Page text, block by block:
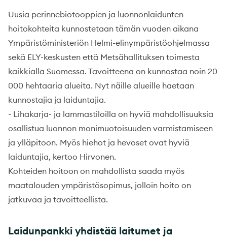
Uusia perinnebiotooppien ja luonnonlaidunten
hoitokohteita kunnostetaan tämän vuoden aikana
Ympäristöministeriön Helmi-elinympäristöohjelmassa
sekä ELY-keskusten että Metsähallituksen toimesta
kaikkialla Suomessa. Tavoitteena on kunnostaa noin 20
000 hehtaaria alueita. Nyt näille alueille haetaan
kunnostajia ja laiduntajia.
- Lihakarja- ja lammastiloilla on hyviä mahdollisuuksia
osallistua luonnon monimuotoisuuden varmistamiseen
ja ylläpitoon. Myös hiehot ja hevoset ovat hyviä
laiduntajia, kertoo Hirvonen.
Kohteiden hoitoon on mahdollista saada myös
maatalouden ympäristösopimus, jolloin hoito on
jatkuvaa ja tavoitteellista.
Laidunpankki yhdistää laitumet ja